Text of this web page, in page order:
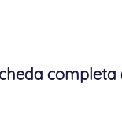
completa